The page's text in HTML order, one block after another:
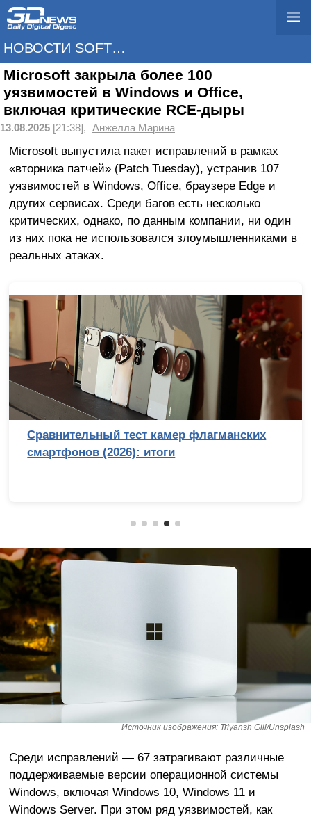
НОВОСТИ SOFTWARE
Microsoft закрыла более 100
уязвимостей в Windows и Office,
включая критические RCE-дыры
13.08.2025 [21:38], Анжелла Марина
Microsoft выпустила пакет исправлений в рамках
«вторника патчей» (Patch Tuesday), устранив 107
уязвимостей в Windows, Office, браузере Edge и
других сервисах. Среди багов есть несколько
критических, однако, по данным компании, ни один
из них пока не использовался злоумышленниками в
реальных атаках.
Сравнительный тест камер флагманских
смартфонов (2026): итоги
Источник изображения: Triyansh Gill/Unsplash
Среди исправлений — 67 затрагивают различные
поддерживаемые версии операционной системы
Windows, включая Windows 10, Windows 11 и
Windows Server. При этом ряд уязвимостей, как